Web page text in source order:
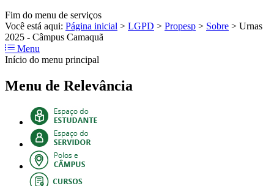
Fim do menu de serviços
Você está aqui: Página inicial > LGPD > Propesp > Sobre > Urnas
2025 - Câmpus Camaquã
Menu
Início do menu principal
Menu de Relevância